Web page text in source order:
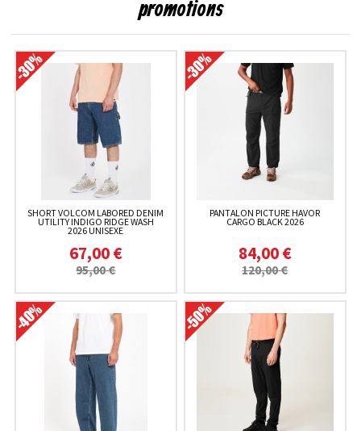
promotions
SHORT VOLCOM LABORED DENIM
UTILITY INDIGO RIDGE WASH
2026 UNISEXE
67,00 €
95,00 €
PANTALON PICTURE HAVOR
CARGO BLACK 2026
84,00 €
120,00 €